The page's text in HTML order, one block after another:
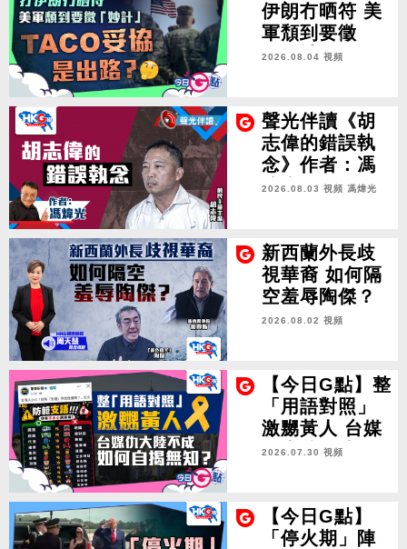
伊朗冇晒符 美
軍頹到要徵
「妙計」 TAC
2026.08.04 視頻
聲光伴讀《胡
志偉的錯誤執
念》作者：馮
煒光
2026.08.03 視頻 馮煒光
新西蘭外長歧
視華裔 如何隔
空羞辱陶傑？
2026.08.02 視頻
【今日G點】整
「用語對照」
激嬲黃人 台媒
仇大陸不成 如
2026.07.30 視頻
【今日G點】
「停火期」陣